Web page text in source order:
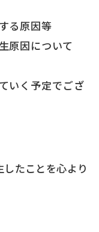
る原因等
原因について
いく予定でござ
たことを心より